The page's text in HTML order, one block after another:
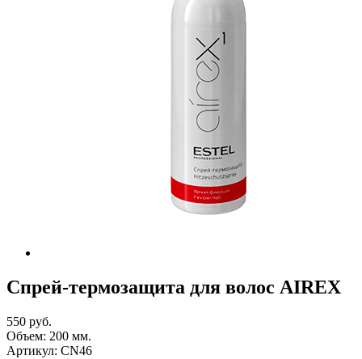
Спрей-термозащита для волос AIREX
550 руб.
Объем: 200 мм.
Артикул: CN46